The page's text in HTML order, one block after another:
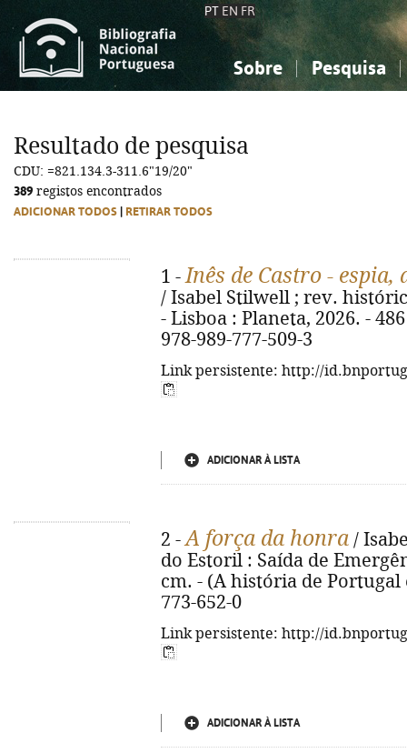
PT EN FR
Sobre Pesquisa
Ciências sociais...
Ciências sociais...
Resultado de pesquisa
CDU: =821.134.3-311.6"19/20"
389 registos encontrados
ADICIONAR TODOS RETIRAR TODOS
1 -Inês de Castro -
/ Isabel Stilwell ; rev.
- Lisboa : Planeta, 2026. -
978-989-777-509-3
Link persistente: http://
ADICIONAR À LISTA
2 -A força da honra /
do Estoril : Saída de
cm. - (A história de Portugal
773-652-0
Link persistente: http://
ADICIONAR À LISTA